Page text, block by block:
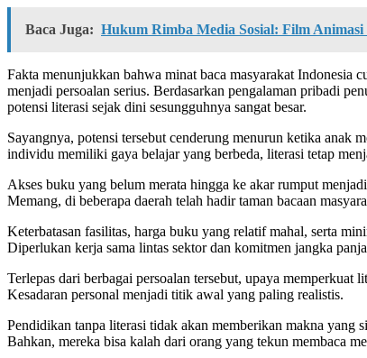
Baca Juga: Hukum Rimba Media Sosial: Film
Fakta menunjukkan bahwa minat baca masyarakat Indonesia
menjadi persoalan serius. Berdasarkan pengalaman pribadi
potensi literasi sejak dini sesungguhnya sangat besar.
Sayangnya, potensi tersebut cenderung menurun ketika anak
individu memiliki gaya belajar yang berbeda, literasi tetap
Akses buku yang belum merata hingga ke akar rumput
Memang, di beberapa daerah telah hadir taman bacaan
Keterbatasan fasilitas, harga buku yang relatif mahal, serta
Diperlukan kerja sama lintas sektor dan komitmen jangka
Terlepas dari berbagai persoalan tersebut, upaya
Kesadaran personal menjadi titik awal yang paling realistis.
Pendidikan tanpa literasi tidak akan memberikan makna yang
Bahkan, mereka bisa kalah dari orang yang tekun membaca